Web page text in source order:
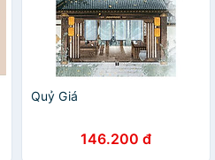
Quỷ Giá
146.200 đ